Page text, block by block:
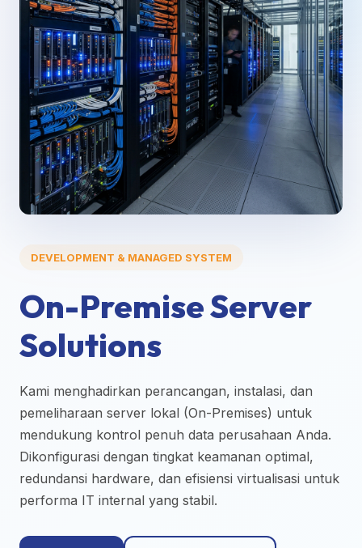
DEVELOPMENT & MANAGED SYSTEM
On-Premise Server
Solutions
Kami menghadirkan perancangan, instalasi, dan
pemeliharaan server lokal (On-Premises) untuk
mendukung kontrol penuh data perusahaan Anda.
Dikonfigurasi dengan tingkat keamanan optimal,
redundansi hardware, dan efisiensi virtualisasi untuk
performa IT internal yang stabil.